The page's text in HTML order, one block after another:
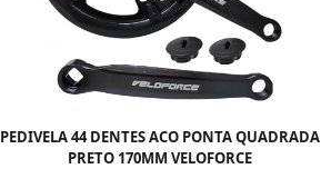
PEDIVELA 44 DENTES ACO PONTA QUADRADA
PRETO 170MM VELOFORCE